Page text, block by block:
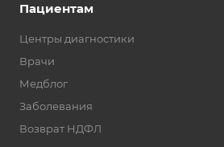
Пациентам
Центры диагностики
Врачи
Медблог
Заболевания
Возврат НДФЛ